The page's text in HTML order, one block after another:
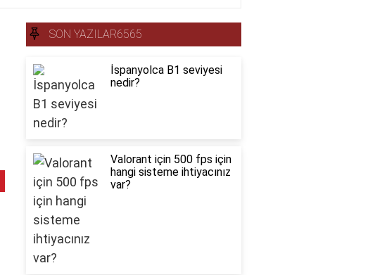
SON YAZILAR6565
İspanyolca B1 seviyesi
nedir?
Valorant için 500 fps için
hangi sisteme ihtiyacınız
var?